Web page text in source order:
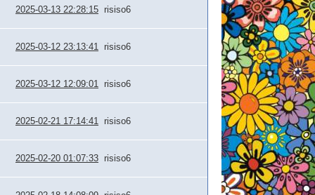
2025-03-13 22:28:15 risiso6
2025-03-12 23:13:41 risiso6
2025-03-12 12:09:01 risiso6
2025-02-21 17:14:41 risiso6
2025-02-20 01:07:33 risiso6